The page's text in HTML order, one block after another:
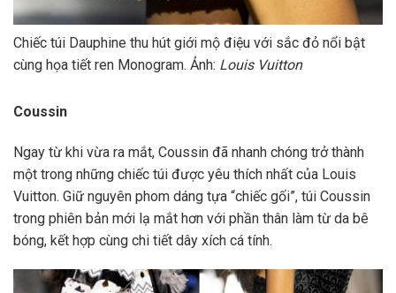
Chiếc túi Dauphine thu hút giới mộ điệu với sắc đỏ nổi bật
cùng họa tiết ren Monogram. Ảnh: Louis Vuitton
Coussin
Ngay từ khi vừa ra mắt, Coussin đã nhanh chóng trở thành
một trong những chiếc túi được yêu thích nhất của Louis
Vuitton. Giữ nguyên phom dáng tựa “chiếc gối”, túi Coussin
trong phiên bản mới lạ mắt hơn với phần thân làm từ da bê
bóng, kết hợp cùng chi tiết dây xích cá tính.